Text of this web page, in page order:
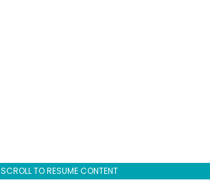
SCROLL TO RESUME CONTENT